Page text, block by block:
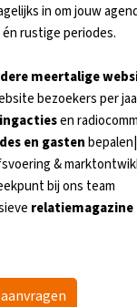
in om jouw
rustige periodes.
meertalige
bezoekers per
en
en gastenbepalen|
&
bij ons team
relatiemagazine